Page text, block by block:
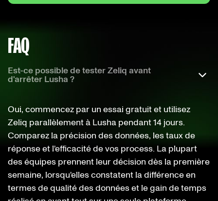
FAQ
Est-ce possible de tester Zeliq avant
d'arrêter Lusha ?
Oui, commencez par un essai gratuit et utilisez
Zeliq parallèlement à Lusha pendant 14 jours.
Comparez la précision des données, les taux de
réponse et l'efficacité de vos process. La plupart
des équipes prennent leur décision dès la première
semaine, lorsqu'elles constatent la différence en
termes de qualité des données et le gain de temps